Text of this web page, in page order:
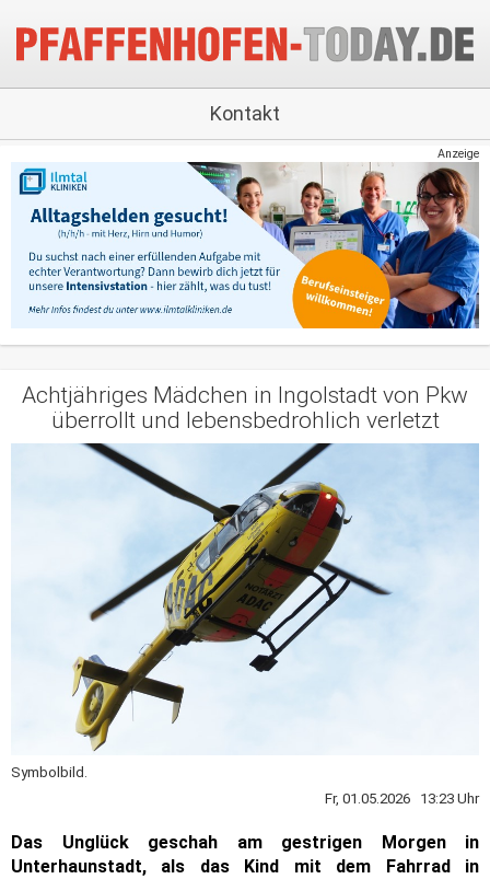
Kontakt
Anzeige
Achtjähriges Mädchen in Ingolstadt von Pkw
überrollt und lebensbedrohlich verletzt
Symbolbild.
Fr, 01.05.2026 13:23 Uhr
Das Unglück geschah am gestrigen Morgen in
Unterhaunstadt, als das Kind mit dem Fahrrad in